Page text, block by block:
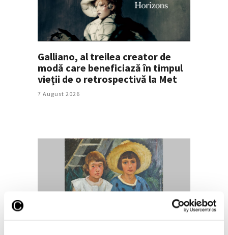
Galliano, al treilea creator de
modă care beneficiază în timpul
vieții de o retrospectivă la Met
7 August 2026